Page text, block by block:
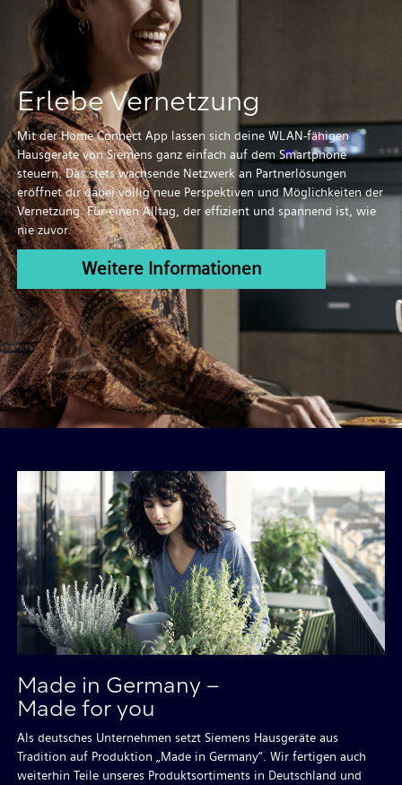
Erlebe Vernetzung
Mit der Home Connect App lassen sich deine WLAN-fähigen
Hausgeräte von Siemens ganz einfach auf dem Smartphone
steuern. Das stets wachsende Netzwerk an Partnerlösungen
eröffnet dir dabei völlig neue Perspektiven und Möglichkeiten der
Vernetzung. Für einen Alltag, der effizient und spannend ist, wie
nie zuvor.
Weitere Informationen
Made in Germany –
Made for you
Als deutsches Unternehmen setzt Siemens Hausgeräte aus
Tradition auf Produktion „Made in Germany“. Wir fertigen auch
weiterhin Teile unseres Produktsortiments in Deutschland und